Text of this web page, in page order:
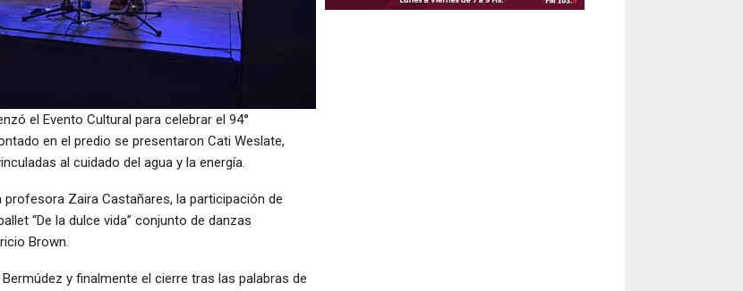
el Evento Cultural para celebrar el 94°
en el predio se presentaron Cati Weslate,
al cuidado del agua y la energía.
Zaira Castañares, la participación de
“De la dulce vida” conjunto de danzas
Brown.
y finalmente el cierre tras las palabras de